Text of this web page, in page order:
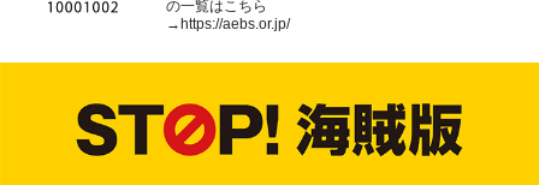
の一覧はこちら
→https://aebs.or.jp/